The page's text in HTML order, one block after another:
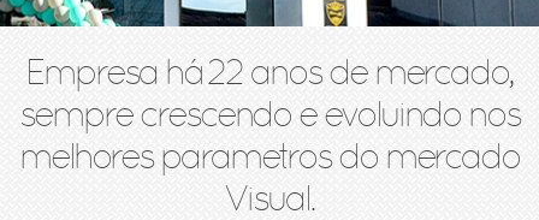
Empresa há 22 anos de mercado,
sempre crescendo e evoluindo nos
melhores parametros do mercado
Visual.